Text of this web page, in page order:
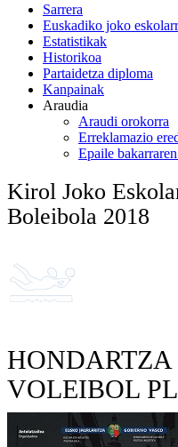
Sarrera
Euskadiko joko
Estatistikak
Historikoa
Partaidetza diploma
Kanpainak
Araudia
Araudi orokorra
Erreklamazio
Epaile
Kirol Joko
Boleibola 2018
VOLEIBOL